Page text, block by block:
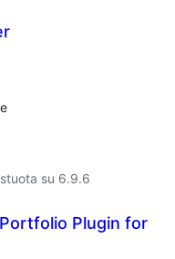
su 6.9.6
Plugin for